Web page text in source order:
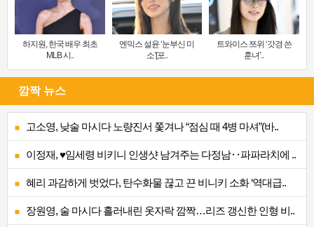
하지원, 한국 배우 최초
MLB 시..
엔믹스 설윤 ‘눈부신 미
소’[포..
트와이스 쯔위 ‘갓경 쓴
훈녀’..
깜짝 뉴스
고소영, 낮술 마시다 노량진서 쫓겨나 “점심 때 4병 마셔”(바..
이정재, ♥임세령 비키니 인생샷 남겨주는 다정남‥파파라치에 ..
혜리 과감하게 벗었다, 탄수화물 끊고 끈 비니키 소화 ‘역대급..
장원영, 술 마시다 흘러내린 옷자락 깜짝…리즈 갱신한 인형 비..